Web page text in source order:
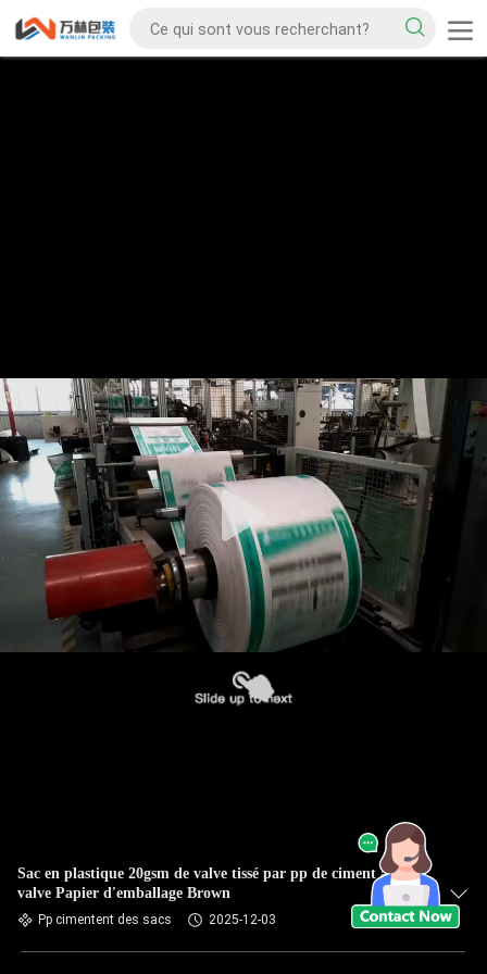
Sac en plastique 20gsm de valve tissé par pp de ciment avec la
valve Papier d'emballage Brown
Pp cimentent des sacs 2025-12-03